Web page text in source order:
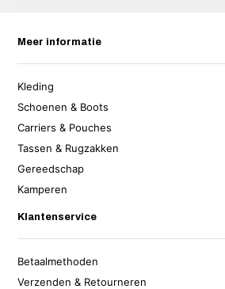
Meer informatie
Kleding
Schoenen & Boots
Carriers & Pouches
Tassen & Rugzakken
Gereedschap
Kamperen
Klantenservice
Betaalmethoden
Verzenden & Retourneren